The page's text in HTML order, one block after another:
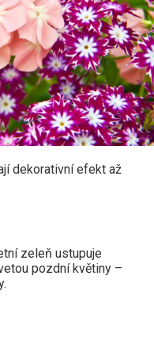
dekorativní efekt až
zeleň ustupuje
pozdní květiny –